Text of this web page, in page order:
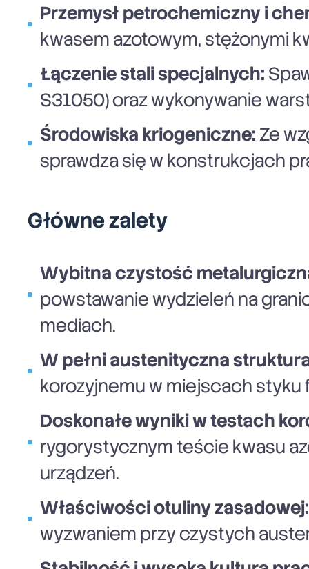
Przemysł petrochemiczny i
kwasem azotowym, stężonymi
Łączenie stali specjalnych:
S31050) oraz wykonywanie
Środowiska kriogeniczne: Ze
sprawdza się w konstrukcjach
Główne zalety
Wybitna czystość
powstawanie wydzieleń na
mediach.
W pełni austenityczna
korozyjnemu w miejscach styku
Doskonałe wyniki w testach
rygorystycznym teście kwasu
urządzeń.
Właściwości otuliny zasadowej:
wyzwaniem przy czystych